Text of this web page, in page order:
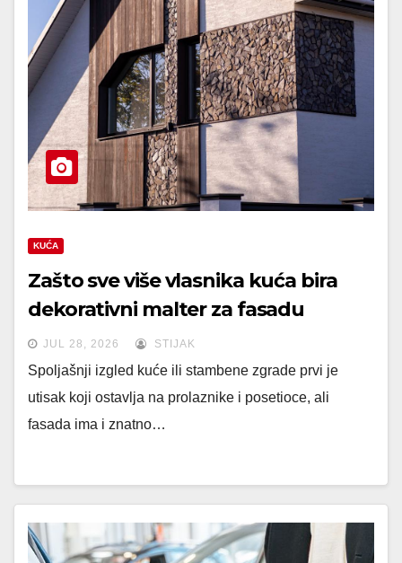
KUĆA
Zašto sve više vlasnika kuća bira
dekorativni malter za fasadu
JUL 28, 2026 STIJAK
Spoljašnji izgled kuće ili stambene zgrade prvi je
utisak koji ostavlja na prolaznike i posetioce, ali
fasada ima i znatno…